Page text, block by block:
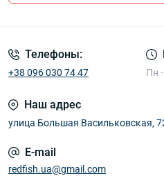
Телефоны:
+38 096 030 74 47 Пн
Наш адрес
улица Большая Васильковская,
E-mail
redfish.ua@gmail.com